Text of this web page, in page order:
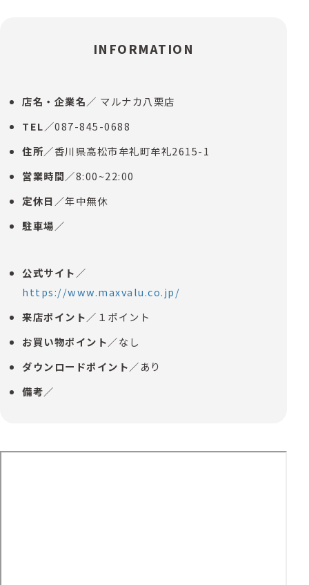
INFORMATION
店名・企業名／ マルナカ八栗店
TEL／087-845-0688
住所／香川県高松市牟礼町牟礼2615-1
営業時間／8:00~22:00
定休日 ／年中無休
駐車場／
公式サイト ／
https://www.maxvalu.co.jp/
来店ポイント／１ポイント
お買い物ポイント／なし
ダウンロードポイント／あり
備考／